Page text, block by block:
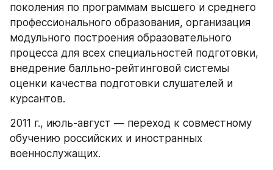
поколения по программам высшего и среднего
профессионального образования, организация
модульного построения образовательного
процесса для всех специальностей подготовки,
внедрение балльно-рейтинговой системы
оценки качества подготовки слушателей и
курсантов.
2011 г., июль-август — переход к совместному
обучению российских и иностранных
военнослужащих.